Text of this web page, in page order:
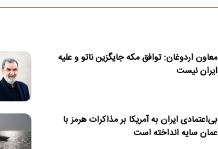
معاون اردوغان: توافق مکه جایگزین ناتو و علیه
ایران نیست
بی‌اعتمادی ایران به آمریکا بر مذاکرات هرمز با
عمان سایه انداخته است